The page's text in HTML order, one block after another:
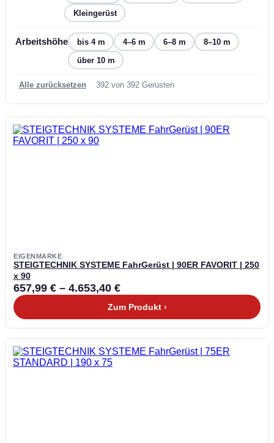
Kleingerüst
Arbeitshöhe bis 4 m 4–6 m 6–8 m
8–10 m
über 10 m
Alle zurücksetzen 392 von 392 Gerüsten
EIGENMARKE
STEIGTECHNIK SYSTEME FahrGerüst | 90ER FAVORIT | 250
x 90
657,99 € – 4.653,40 €
Zum Produkt ›